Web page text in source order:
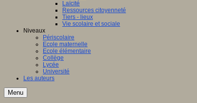
Laïcité
Ressources citoyenneté
Tiers - lieux
Vie scolaire et sociale
Niveaux
Périscolaire
Ecole maternelle
Ecole élémentaire
Collège
Lycée
Université
Les auteurs
Menu